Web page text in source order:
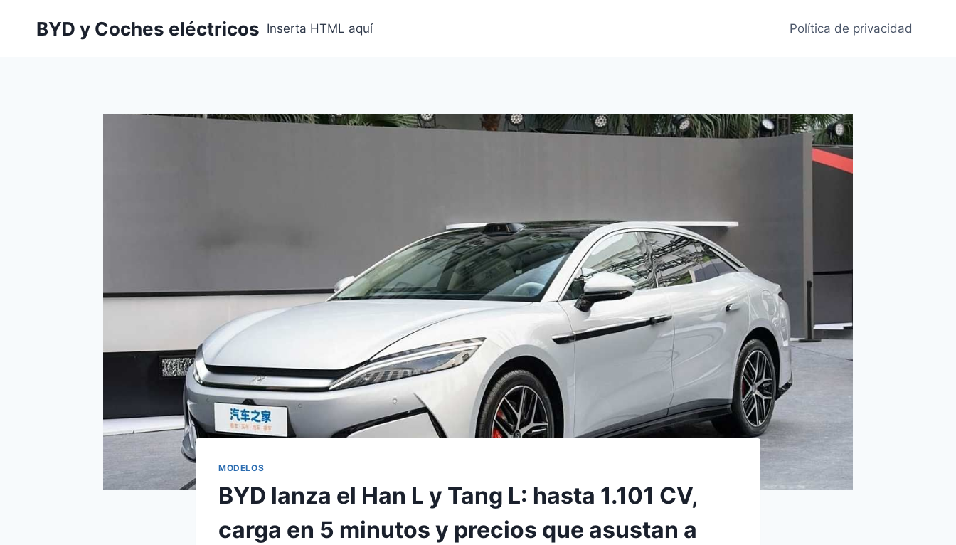
BYD y Coches eléctricos Inserta HTML aquí Política de privacidad
MODELOS
BYD lanza el Han L y Tang L: hasta 1.101 CV,
carga en 5 minutos y precios que asustan a